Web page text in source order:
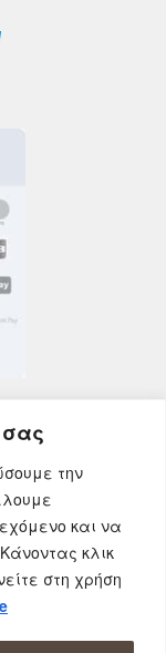
σας
την
και να
κλικ
στη χρήση
2026 | All